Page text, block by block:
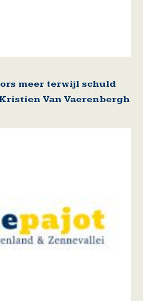
meer terwijl schuld
Van Vaerenbergh